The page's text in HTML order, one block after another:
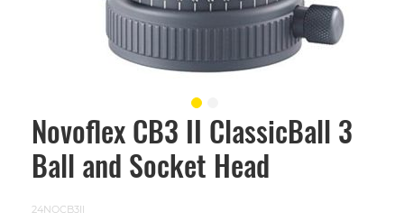
Novoflex CB3 II ClassicBall 3
Ball and Socket Head
24NOCB3II
Skip
beginning
images